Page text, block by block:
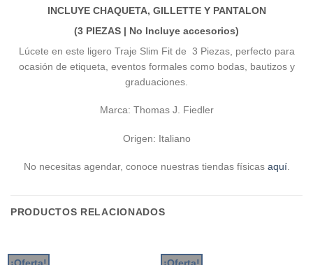
INCLUYE CHAQUETA, GILLETTE Y PANTALON
(3 PIEZAS | No Incluye accesorios)
Lúcete en este ligero Traje Slim Fit de 3 Piezas, perfecto para
ocasión de etiqueta, eventos formales como bodas, bautizos y
graduaciones.
Marca: Thomas J. Fiedler
Origen: Italiano
No necesitas agendar, conoce nuestras tiendas físicas aquí.
PRODUCTOS RELACIONADOS